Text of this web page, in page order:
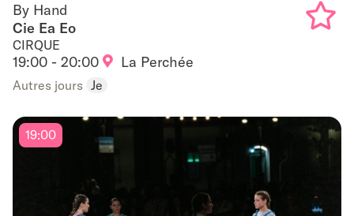
By Hand
By Hand
Cie Ea Eo
CIRQUE
19:00 - 20:00 La Perchée
Autres jours Je
19:00